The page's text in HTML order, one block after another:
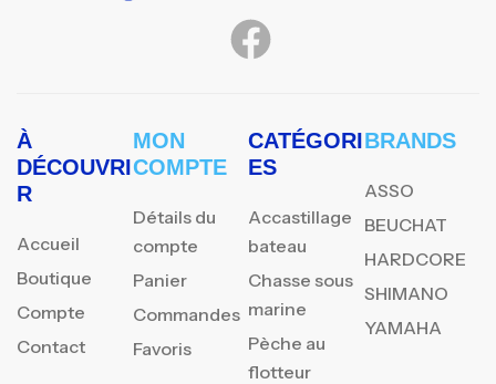
À
DÉCOUVRI
R
Accueil
Boutique
Compte
Contact
MON
COMPTE
Détails du
compte
Panier
Commandes
Favoris
CATÉGORI
ES
Accastillage
bateau
Chasse sous
marine
Pèche au
flotteur
BRANDS
ASSO
BEUCHAT
HARDCORE
SHIMANO
YAMAHA